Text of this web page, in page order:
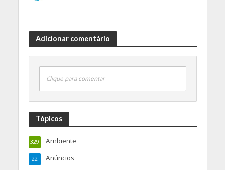
Adicionar comentário
Clique para comentar
Tópicos
Ambiente
329
Anúncios
22